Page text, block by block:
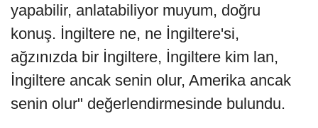
yapabilir, anlatabiliyor muyum, doğru
konuş. İngiltere ne, ne İngiltere'si,
ağzınızda bir İngiltere, İngiltere kim lan,
İngiltere ancak senin olur, Amerika ancak
senin olur" değerlendirmesinde bulundu.